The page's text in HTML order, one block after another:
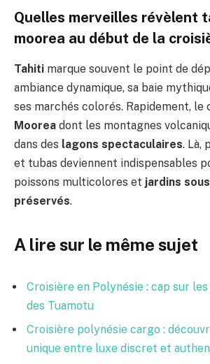
Quelles merveilles révèlent
moorea au début de la
Tahiti marque souvent le point de
ambiance dynamique, sa baie
ses marchés colorés. Rapidement, le
Moorea dont les montagnes
dans des lagons spectaculaires. Là,
et tubas deviennent indispensables
poissons multicolores et jardins
préservés.
A lire sur le même sujet
Croisière en Polynésie : cap sur
des Tuamotu
Croisière polynésie cargo :
unique entre luxe discret et